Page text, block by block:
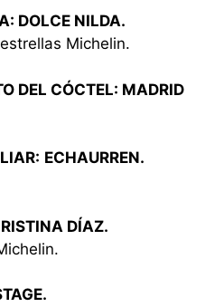
DOLCE NILDA.
Michelin.
DEL CÓCTEL: MADRID
ECHAURREN.
DÍAZ.